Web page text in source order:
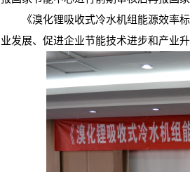
《溴化锂吸收式冷水机组能源效率
业发展、促进企业节能技术进步和产业